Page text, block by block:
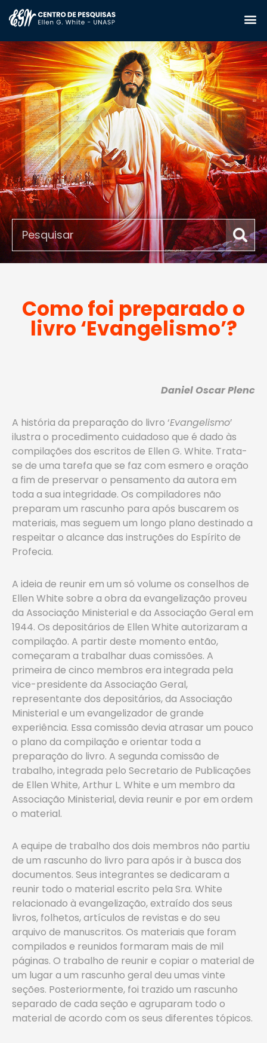
Como foi preparado o
livro ‘Evangelismo’?
Daniel Oscar Plenc
A história da preparação do livro ‘Evangelismo’
ilustra o procedimento cuidadoso que é dado às
compilações dos escritos de Ellen G. White. Trata-
se de uma tarefa que se faz com esmero e oração
a fim de preservar o pensamento da autora em
toda a sua integridade. Os compiladores não
preparam um rascunho para após buscarem os
materiais, mas seguem um longo plano destinado a
respeitar o alcance das instruções do Espírito de
Profecia.
A ideia de reunir em um só volume os conselhos de
Ellen White sobre a obra da evangelização proveu
da Associação Ministerial e da Associação Geral em
1944. Os depositários de Ellen White autorizaram a
compilação. A partir deste momento então,
começaram a trabalhar duas comissões. A
primeira de cinco membros era integrada pela
vice-presidente da Associação Geral,
representante dos depositários, da Associação
Ministerial e um evangelizador de grande
experiência. Essa comissão devia atrasar um pouco
o plano da compilação e orientar toda a
preparação do livro. A segunda comissão de
trabalho, integrada pelo Secretario de Publicações
de Ellen White, Arthur L. White e um membro da
Associação Ministerial, devia reunir e por em ordem
o material.
A equipe de trabalho dos dois membros não partiu
de um rascunho do livro para após ir à busca dos
documentos. Seus integrantes se dedicaram a
reunir todo o material escrito pela Sra. White
relacionado à evangelização, extraído dos seus
livros, folhetos, artículos de revistas e do seu
arquivo de manuscritos. Os materiais que foram
compilados e reunidos formaram mais de mil
páginas. O trabalho de reunir e copiar o material de
um lugar a um rascunho geral deu umas vinte
seções. Posteriormente, foi trazido um rascunho
separado de cada seção e agruparam todo o
material de acordo com os seus diferentes tópicos.